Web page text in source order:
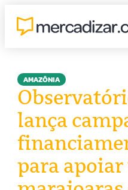
AMAZÔNIA
lança
para